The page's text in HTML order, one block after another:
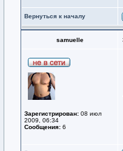
Вернуться к началу
samuelle
Зарегистрирован: 08 июл
2009, 06:34
Сообщения: 6